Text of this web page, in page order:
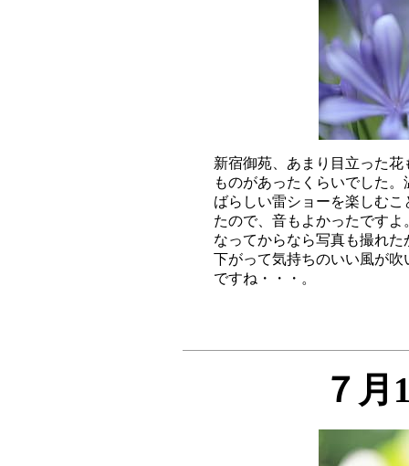
新宿御苑、あまり目立った
ものがあったくらいでした
ばらしい雷ショーを楽しむ
たので、音もよかったです
なってからなら写真も撮れ
下がって気持ちのいい風が
７月